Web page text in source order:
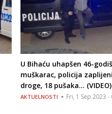
U Bihaću uhapšen 46-
muškarac, policija
droge, 18 pušaka… (VIDEO)
AKTUELNOSTI Fri, 1 Sep 2023 -